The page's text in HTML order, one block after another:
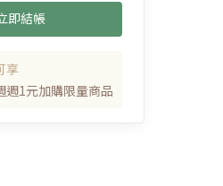
即結帳
享
週1元加購限量商品